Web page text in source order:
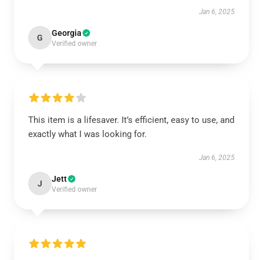
Jan 6, 2025
G Georgia
Verified owner
This item is a lifesaver. It’s efficient, easy to use, and
exactly what I was looking for.
Jan 6, 2025
J Jett
Verified owner